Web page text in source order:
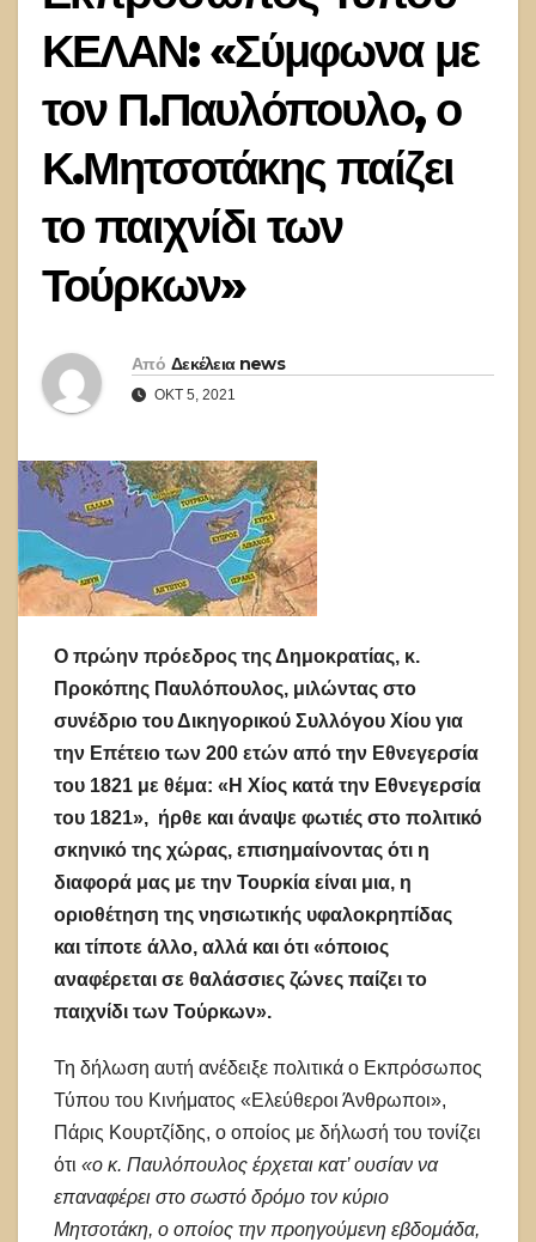
ΚΕΛΑΝ: «Σύμφωνα με
τον Π.Παυλόπουλο, ο
Κ.Μητσοτάκης παίζει
το παιχνίδι των
Τούρκων»
Από Δεκέλεια news
ΟΚΤ 5, 2021
Ο πρώην πρόεδρος της Δημοκρατίας, κ.
Προκόπης Παυλόπουλος, μιλώντας στο
συνέδριο του Δικηγορικού Συλλόγου Χίου για
την Επέτειο των 200 ετών από την Εθνεγερσία
του 1821 με θέμα: «Η Χίος κατά την Εθνεγερσία
του 1821», ήρθε και άναψε φωτιές στο πολιτικό
σκηνικό της χώρας, επισημαίνοντας ότι η
διαφορά μας με την Τουρκία είναι μια, η
οριοθέτηση της νησιωτικής υφαλοκρηπίδας
και τίποτε άλλο, αλλά και ότι «όποιος
αναφέρεται σε θαλάσσιες ζώνες παίζει το
παιχνίδι των Τούρκων».
Τη δήλωση αυτή ανέδειξε πολιτικά ο Εκπρόσωπος
Τύπου του Κινήματος «Ελεύθεροι Άνθρωποι»,
Πάρις Κουρτζίδης, ο οποίος με δήλωσή του τονίζει
ότι «ο κ. Παυλόπουλος έρχεται κατ’ ουσίαν να
επαναφέρει στο σωστό δρόμο τον κύριο
Μητσοτάκη, ο οποίος την προηγούμενη εβδομάδα,